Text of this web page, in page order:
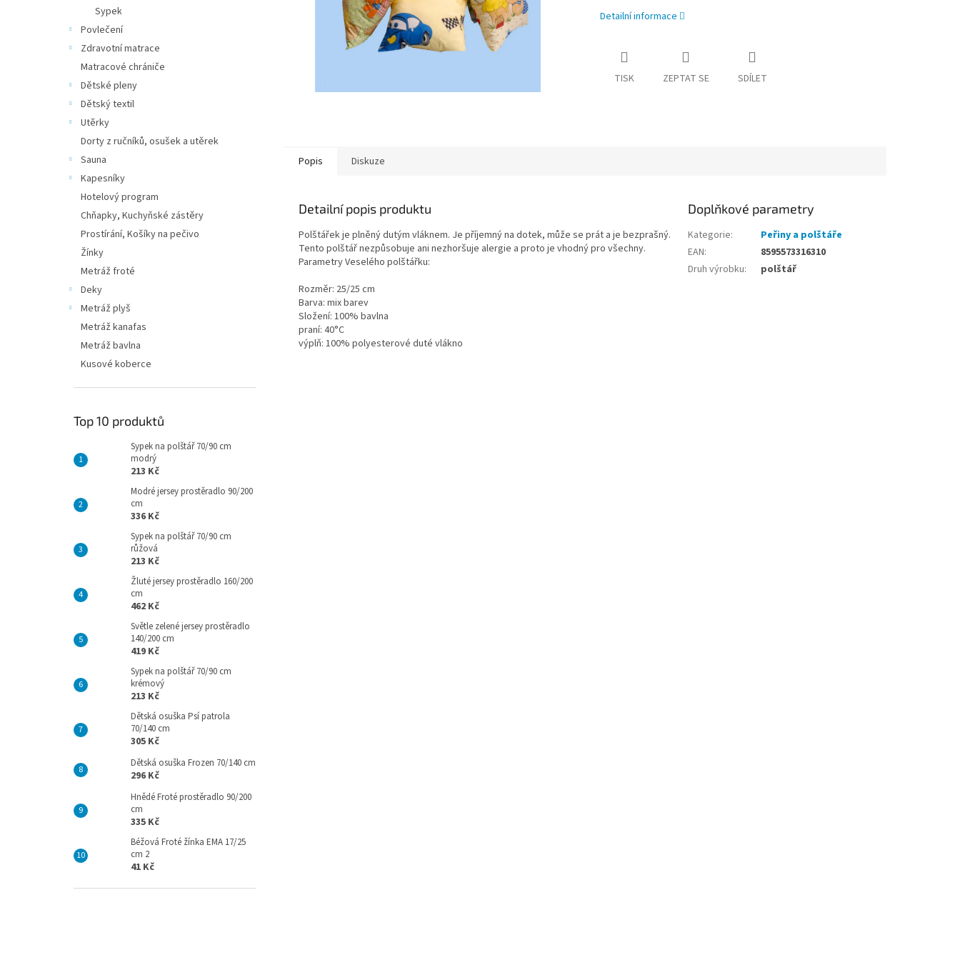
Sypek
Povlečení
Zdravotní matrace
Matracové chrániče
Dětské pleny
Dětský textil
Utěrky
Dorty z ručníků, osušek a utěrek
Sauna
Kapesníky
Hotelový program
Chňapky, Kuchyňské zástěry
Prostírání, Košíky na pečivo
Žínky
Metráž froté
Deky
Metráž plyš
Metráž kanafas
Metráž bavlna
Kusové koberce
Top 10 produktů
Sypek na polštář 70/90 cm
modrý
213 Kč
Modré jersey prostěradlo 90/200
cm
336 Kč
Sypek na polštář 70/90 cm
růžová
213 Kč
Žluté jersey prostěradlo 160/200
cm
462 Kč
Světle zelené jersey prostěradlo
140/200 cm
419 Kč
Sypek na polštář 70/90 cm
krémový
213 Kč
Dětská osuška Psí patrola
70/140 cm
305 Kč
Dětská osuška Frozen 70/140 cm
296 Kč
Hnědé Froté prostěradlo 90/200
cm
335 Kč
Béžová Froté žínka EMA 17/25
cm 2
41 Kč
Detailní informace
TISK ZEPTAT SE SDÍLET
Popis Diskuze
Detailní popis produktu
Polštářek je plněný dutým vláknem. Je příjemný na dotek, může se prát a je bezprašný.
Tento polštář nezpůsobuje ani nezhoršuje alergie a proto je vhodný pro všechny.
Parametry Veselého polštářku:
Rozměr: 25/25 cm
Barva: mix barev
Složení: 100% bavlna
praní: 40°C
výplň: 100% polyesterové duté vlákno
Doplňkové parametry
Kategorie:
Peřiny a polštáře
EAN:
8595573316310
Druh výrobku: polštář